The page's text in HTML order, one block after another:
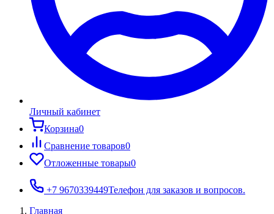
Личный кабинет
Корзина0
Сравнение товаров0
Отложенные товары0
+7 9670339449Телефон для заказов и вопросов.
Главная